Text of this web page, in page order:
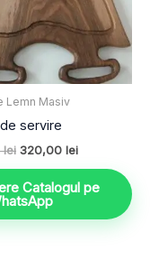
Lemn Masiv
servire
lei 320,00 lei
Catalogul pe